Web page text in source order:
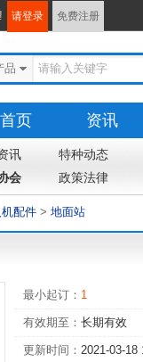
! 请登录 免费注册
品
首页 资讯
专题
杂志
讯 特种动态
会 政策法律
配件 > 地面站
最小起订： 1
有效期至： 长期有效
更新时间： 2021-03-18